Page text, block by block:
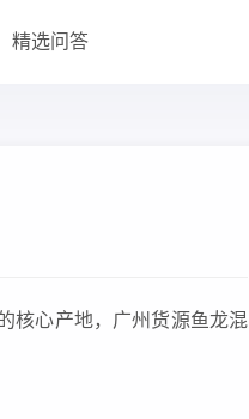
精选问答
核心产地，广州货源鱼龙混